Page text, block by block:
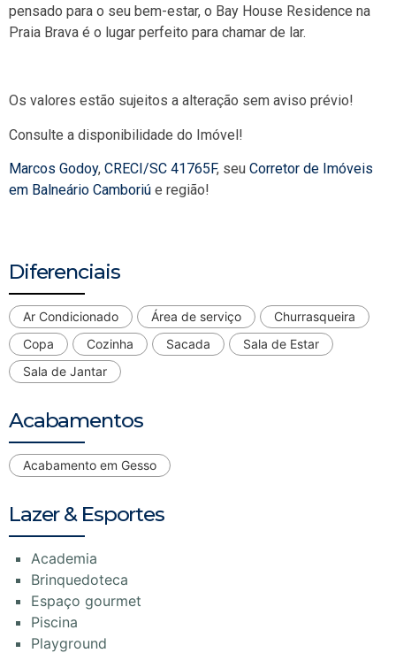
pensado para o seu bem-estar, o Bay House Residence na
Praia Brava é o lugar perfeito para chamar de lar.
Os valores estão sujeitos a alteração sem aviso prévio!
Consulte a disponibilidade do Imóvel!
Marcos Godoy, CRECI/SC 41765F, seu Corretor de Imóveis
em Balneário Camboriú e região!
Diferenciais
Ar Condicionado Área de serviço
Churrasqueira
Copa
Cozinha Sacada
Sala de Estar
Sala de Jantar
Acabamentos
Acabamento em Gesso
Lazer & Esportes
Academia
Brinquedoteca
Espaço gourmet
Piscina
Playground